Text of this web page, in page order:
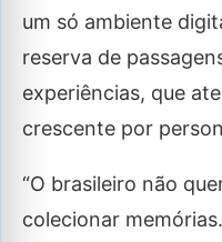
um só ambiente
reserva de
experiências, que
crescente por
“O brasileiro não
colecionar